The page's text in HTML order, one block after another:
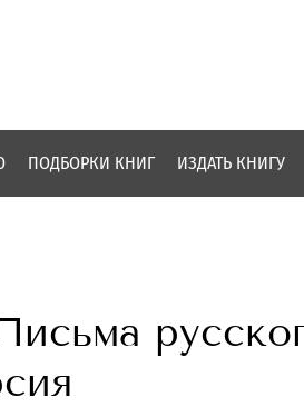
ПОДБОРКИ КНИГ ИЗДАТЬ КНИГУ